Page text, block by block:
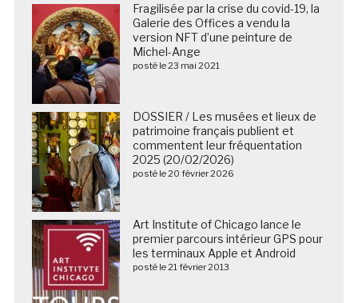
Fragilisée par la crise du covid-19, la
Galerie des Offices a vendu la
version NFT d’une peinture de
Michel-Ange
posté le 23 mai 2021
DOSSIER / Les musées et lieux de
patrimoine français publient et
commentent leur fréquentation
2025 (20/02/2026)
posté le 20 février 2026
Art Institute of Chicago lance le
premier parcours intérieur GPS pour
les terminaux Apple et Android
posté le 21 février 2013